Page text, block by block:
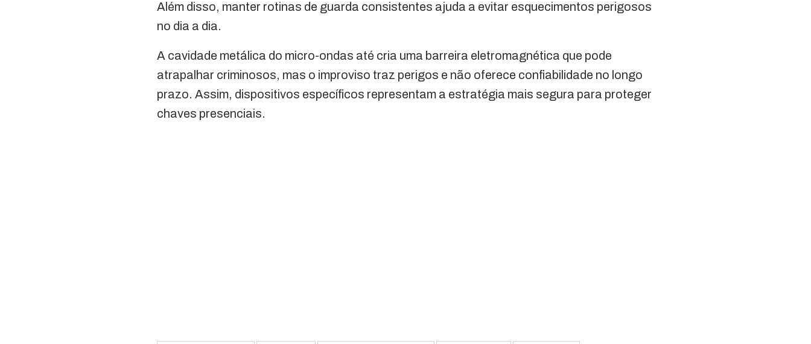
Além disso, manter rotinas de guarda consistentes ajuda a evitar esquecimentos perigosos
no dia a dia.
A cavidade metálica do micro-ondas até cria uma barreira eletromagnética que pode
atrapalhar criminosos, mas o improviso traz perigos e não oferece confiabilidade no longo
prazo. Assim, dispositivos específicos representam a estratégia mais segura para proteger
chaves presenciais.